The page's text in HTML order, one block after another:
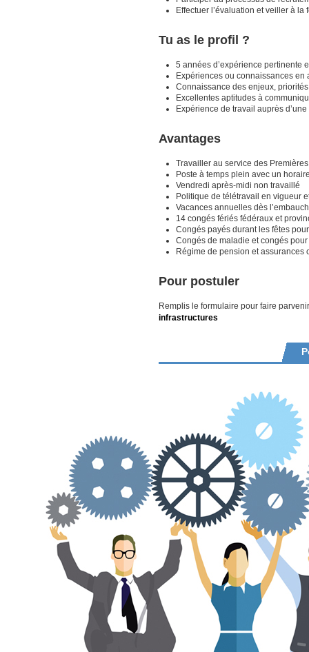
Effectuer l’évaluation et veiller à
Tu as le profil ?
5 années d’expérience pertinente
Expériences ou connaissances
Connaissance des enjeux,
Excellentes aptitudes à
Expérience de travail auprès
Avantages
Travailler au service des
Poste à temps plein avec un
Vendredi après-midi non travaillé
Politique de télétravail en vigueur
Vacances annuelles dès
14 congés fériés fédéraux et
Congés payés durant les fêtes
Congés de maladie et congés
Régime de pension et
Pour postuler
Remplis le formulaire pour faire
infrastructures